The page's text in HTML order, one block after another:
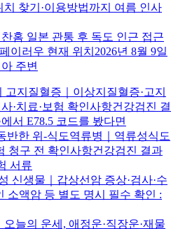
찾기·이용방법까지 여름 인사
홈 일본 관통 후 독도 인근 접근
이러우 현재 위치2026년 8월 9일
주변
지질혈증｜이상지질혈증·고지
·치료·보험 확인사항건강검진 결
서 E78.5 코드를 봤다면
반한 위-식도역류병｜역류성식도
청구 전 확인사항건강검진 결과
서류
신생물｜갑상선암 증상·검사·수
소액암 등 별도 명시 필수 확인 :
늘의 운세, 애정운·직장운·재물